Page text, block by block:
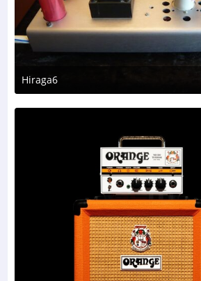
Hiraga6
2. August 2026 um 10:13